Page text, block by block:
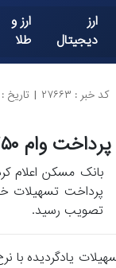
ارز
دیجیتال
ارز و
طلا
کد خبر : ۲۷۶۶۳ | تاریخ : ۱۴۰۴/
پرداخت وام ۷۵۰ میلیونی مسکن ایثارگران با سود ۴ درصد
بانک مسکن اعلام
تصویب رسید.